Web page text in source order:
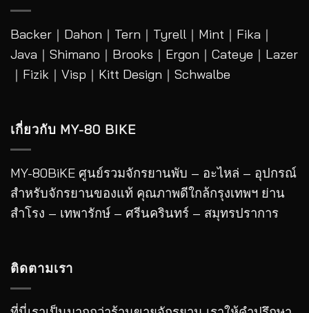
Backer ｜ Dahon ｜ Tern ｜ Tyrell ｜ Mint ｜ Fika ｜
Java ｜ Shimano ｜ Brooks ｜ Ergon ｜ Cateye ｜ Lazer
｜Fizik｜Visp｜Kitt Design｜ Schwalbe
เกี่ยวกับ MY-80 BIKE
MY-80BiKE ศูนย์รวมจักรยานพับ – อะไหล่ – อุปกรณ์
สำหรับจักรยานของแท้ คุณภาพดีใกล้กรุงเทพฯ ย่าน
สำโรง – เทพารักษ์ – ศรีนครินทร์ – สมุทรปราการ
ติดตามเรา